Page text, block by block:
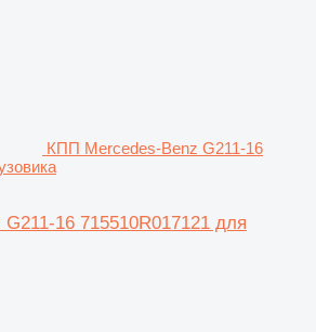
КПП Mercedes-Benz G211-16
16 715510R017121 для